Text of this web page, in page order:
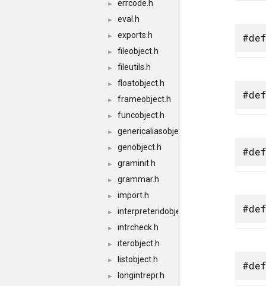
► errcode.h
► eval.h
► exports.h
► fileobject.h
► fileutils.h
► floatobject.h
► frameobject.h
► funcobject.h
► genericaliasobject.h
► genobject.h
► graminit.h
► grammar.h
► import.h
► interpreteridobject.h
► intrcheck.h
► iterobject.h
► listobject.h
► longintrepr.h